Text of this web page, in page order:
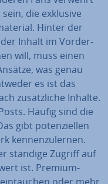
die exklusive
Hinter der
der Inhalt im Vor­der­
will, muss einen
was genau
es ist das
zu­sätz­li­che Inhalte.
Häufig sind die
gibt po­ten­zi­el­len
ken­nen­zu­ler­nen.
ständige Zugriff auf
ist. Premium-